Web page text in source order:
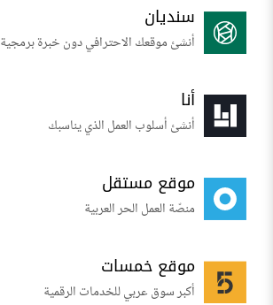
سنديان
أنشئ موقعك الاحترافي دون خبرة برمجية
أنا
أنشئ أسلوب العمل الذي يناسبك
موقع مستقل
منصّة العمل الحر العربية
موقع خمسات
أكبر سوق عربي للخدمات الرقمية